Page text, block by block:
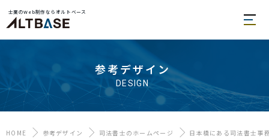
士業のWeb制作ならオルトベース
参考デザイン
DESIGN
HOME 参考デザイン 司法書士のホームページ 日本橋にある司法書士事